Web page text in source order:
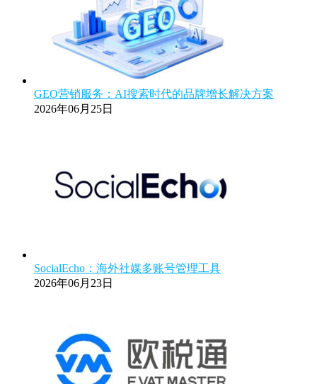
GEO营销服务：AI搜索时代的品牌增长解决方案
2026年06月25日
SocialEcho：海外社媒多账号管理工具
2026年06月23日